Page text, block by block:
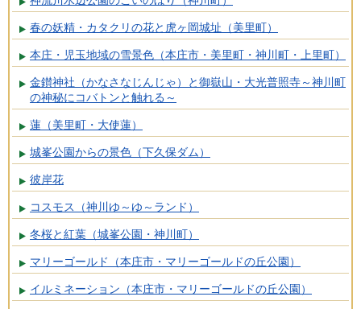
春の妖精・カタクリの花と虎ヶ岡城址（美里町）
本庄・児玉地域の雪景色（本庄市・美里町・神川町・上里町）
金鑚神社（かなさなじんじゃ）と御嶽山・大光普照寺～神川町
の神秘にコバトンと触れる～
蓮（美里町・大使蓮）
城峯公園からの景色（下久保ダム）
彼岸花
コスモス（神川ゆ～ゆ～ランド）
冬桜と紅葉（城峯公園・神川町）
マリーゴールド（本庄市・マリーゴールドの丘公園）
イルミネーション（本庄市・マリーゴールドの丘公園）